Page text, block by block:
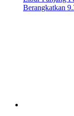
Berangkatkan